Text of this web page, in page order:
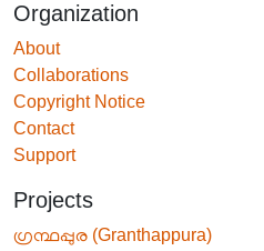
Organization
About
Collaborations
Copyright Notice
Contact
Support
Projects
ഗ്രന്ഥപ്പുര (Granthappura)